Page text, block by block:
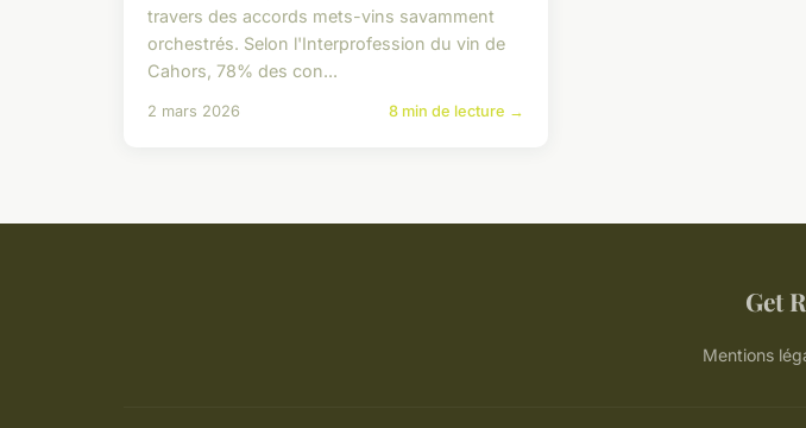
travers des accords mets-vins savamment
orchestrés. Selon l'Interprofession du vin de
Cahors, 78% des con...
2 mars 2026 8 min de lecture →
Get
Mentions